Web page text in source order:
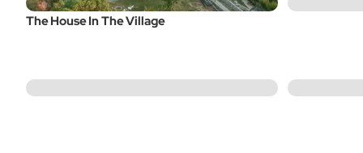
The House In The Village